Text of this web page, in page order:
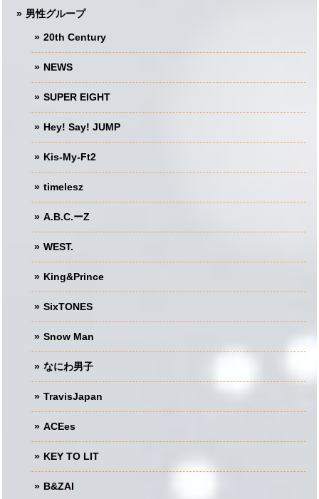
男性グループ
20th Century
NEWS
SUPER EIGHT
Hey! Say! JUMP
Kis-My-Ft2
timelesz
A.B.C.ーZ
WEST.
King&Prince
SixTONES
Snow Man
なにわ男子
TravisJapan
ACEes
KEY TO LIT
B&ZAI